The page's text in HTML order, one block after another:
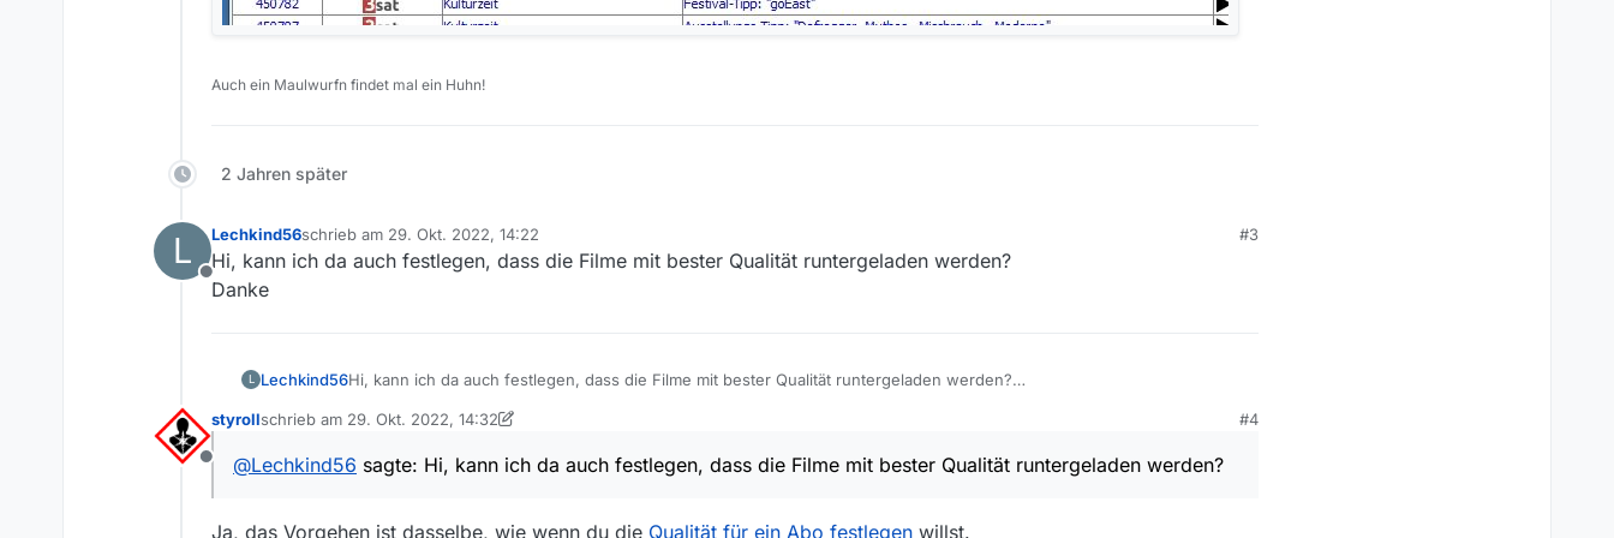
Auch ein Maulwurfn findet mal ein Huhn!
2 Jahren später
L
Offline
Lechkind56schrieb am 29. Okt. 2022, 14:22
zuletzt editiert von
#3
Hi, kann ich da auch festlegen, dass die Filme mit bester Qualität runtergeladen werden?
Danke
L Lechkind56Hi, kann ich da auch festlegen, dass die Filme mit bester Qualität runtergeladen werden?
Offline
styrollschrieb am 29. Okt. 2022, 14:32
zuletzt editiert von styroll
#4
@Lechkind56 sagte: Hi, kann ich da auch festlegen, dass die Filme mit bester Qualität runtergeladen werden?
Ja, das Vorgehen ist dasselbe, wie wenn du die Qualität für ein Abo festlegen willst.